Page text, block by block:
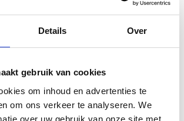
Details Over
gebruik van cookies
om inhoud en advertenties te
om ons verkeer te analyseren. We
over uw gebruik van onze site met
het niet zelf maken, doen we het
partners, terwijl we alles
de gaten houden.